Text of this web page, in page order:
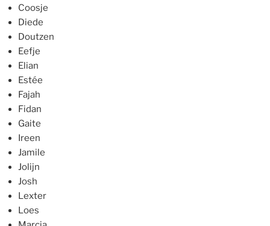
Coosje
Diede
Doutzen
Eefje
Elian
Estée
Fajah
Fidan
Gaite
Ireen
Jamile
Jolijn
Josh
Lexter
Loes